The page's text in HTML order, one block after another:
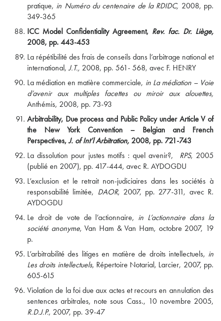
pratique, in Numéro du centenaire de la RDIDC, 2008, pp.
349-365
ICC Model Confidentiality Agreement, Rev. fac. Dr. Liège,
2008, pp. 443-453
La répétibilité des frais de conseils dans l’arbitrage national et
international,J.T., 2008, pp. 561- 568, avec F. HENRY
La médiation en matière commerciale, in La médiation – Voie
d’avenir aux multiples facettes ou miroir aux alouettes,
Anthémis, 2008, pp. 73-93
Arbitrability, Due process and Public Policy under Article V of
the New York Convention – Belgian and French
Perspectives,J. of Int’l Arbitration, 2008, pp. 721-743
La dissolution pour justes motifs : quel avenir?, RPS, 2005
(publié en 2007), pp. 417-444, avec R. AYDOGDU
L’exclusion et le retrait non-judiciaires dans les sociétés à
responsabilité limitée, DAOR, 2007, pp. 277-311, avec R.
AYDOGDU
Le droit de vote de l’actionnaire, in L’actionnaire dans la
société anonyme, Van Ham & Van Ham, octobre 2007, 19
p.
L’arbitrabilité des litiges en matière de droits intellectuels, in
Les droits intellectuels, Répertoire Notarial, Larcier, 2007, pp.
605-615
Violation de la foi due aux actes et recours en annulation des
sentences arbitrales, note sous Cass., 10 novembre 2005,
R.D.J.P., 2007, pp. 39-47